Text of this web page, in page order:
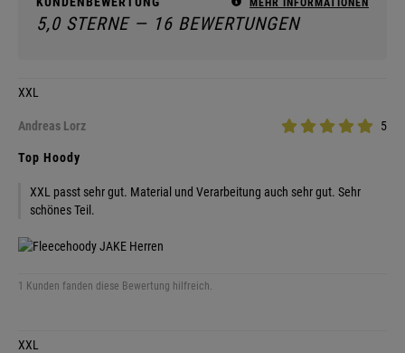
MEHR INFORMATIONEN
5,0 STERNE — 16 BEWERTUNGEN
XXL
Andreas Lorz 5
Top Hoody
XXL passt sehr gut. Material und Verarbeitung auch sehr gut. Sehr
schönes Teil.
1 Kunden fanden diese Bewertung hilfreich.
XXL